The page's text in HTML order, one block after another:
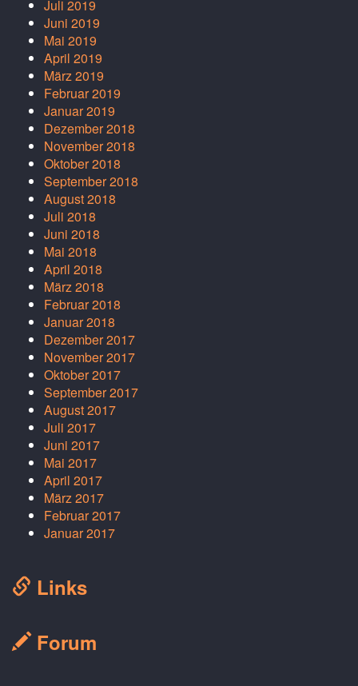
Juli 2019
Juni 2019
Mai 2019
April 2019
März 2019
Februar 2019
Januar 2019
Dezember 2018
November 2018
Oktober 2018
September 2018
August 2018
Juli 2018
Juni 2018
Mai 2018
April 2018
März 2018
Februar 2018
Januar 2018
Dezember 2017
November 2017
Oktober 2017
September 2017
August 2017
Juli 2017
Juni 2017
Mai 2017
April 2017
März 2017
Februar 2017
Januar 2017
Links
Forum